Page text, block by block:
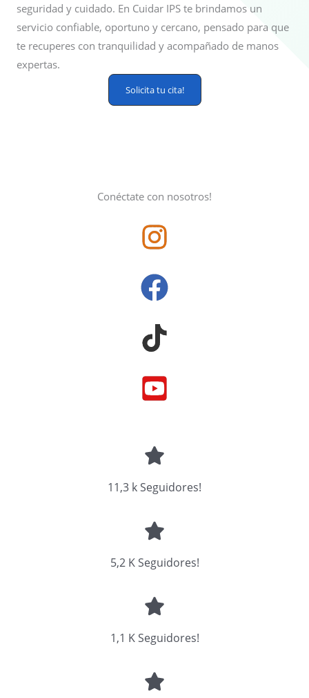
seguridad y cuidado. En Cuidar IPS te brindamos un
servicio confiable, oportuno y cercano, pensado para que
te recuperes con tranquilidad y acompañado de manos
expertas.
Solicita tu cita!
Conéctate con nosotros!
11,3 k Seguidores!
5,2 K Seguidores!
1,1 K Seguidores!